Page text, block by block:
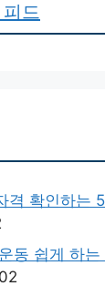
드
격 확인하는
동 쉽게 하는